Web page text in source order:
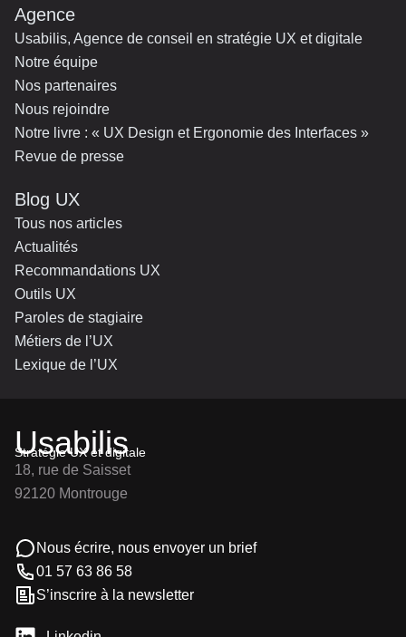
Agence
Usabilis, Agence de conseil en stratégie UX et digitale
Notre équipe
Nos partenaires
Nous rejoindre
Notre livre : « UX Design et Ergonomie des Interfaces »
Revue de presse
Blog UX
Tous nos articles
Actualités
Recommandations UX
Outils UX
Paroles de stagiaire
Métiers de l’UX
Lexique de l’UX
Usabilis
Stratégie UX et digitale
18, rue de Saisset
92120 Montrouge
Nous écrire, nous envoyer un brief
01 57 63 86 58
S’inscrire à la newsletter